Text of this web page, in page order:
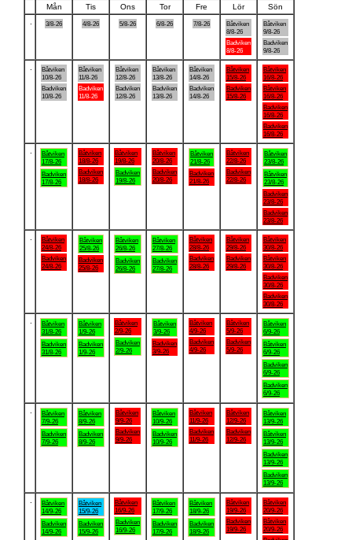
Mån Tis Ons Tor Fre Lör
Sön
3/8-26 4/8-26 5/8-26 6/8-26 7/8-26
Båtviken
8/8-26
Badviken
8/8-26
Båtviken
9/8-26
Badviken
9/8-26
Båtviken
10/8-26
Badviken
10/8-26
Båtviken
11/8-26
Badviken
11/8-26
Båtviken
12/8-26
Badviken
12/8-26
Båtviken
13/8-26
Badviken
13/8-26
Båtviken
14/8-26
Badviken
14/8-26
Båtviken
15/8-26
Badviken
15/8-26
Båtviken
16/8-26
Båtviken
16/8-26
Badviken
16/8-26
Badviken
16/8-26
Båtviken
17/8-26
Badviken
17/8-26
Båtviken
18/8-26
Badviken
18/8-26
Båtviken
19/8-26
Badviken
19/8-26
Båtviken
20/8-26
Badviken
20/8-26
Båtviken
21/8-26
Badviken
21/8-26
Båtviken
22/8-26
Badviken
22/8-26
Båtviken
23/8-26
Båtviken
23/8-26
Badviken
23/8-26
Badviken
23/8-26
Båtviken
24/8-26
Badviken
24/8-26
Båtviken
25/8-26
Badviken
25/8-26
Båtviken
26/8-26
Badviken
26/8-26
Båtviken
27/8-26
Badviken
27/8-26
Båtviken
28/8-26
Badviken
28/8-26
Båtviken
29/8-26
Badviken
29/8-26
Båtviken
30/8-26
Båtviken
30/8-26
Badviken
30/8-26
Badviken
30/8-26
Båtviken
31/8-26
Badviken
31/8-26
Båtviken
1/9-26
Badviken
1/9-26
Båtviken
2/9-26
Badviken
2/9-26
Båtviken
3/9-26
Badviken
3/9-26
Båtviken
4/9-26
Badviken
4/9-26
Båtviken
5/9-26
Badviken
5/9-26
Båtviken
6/9-26
Båtviken
6/9-26
Badviken
6/9-26
Badviken
6/9-26
Båtviken
7/9-26
Badviken
7/9-26
Båtviken
8/9-26
Badviken
8/9-26
Båtviken
9/9-26
Badviken
9/9-26
Båtviken
10/9-26
Badviken
10/9-26
Båtviken
11/9-26
Badviken
11/9-26
Båtviken
12/9-26
Badviken
12/9-26
Båtviken
13/9-26
Båtviken
13/9-26
Badviken
13/9-26
Badviken
13/9-26
Båtviken
14/9-26
Badviken
14/9-26
Båtviken
15/9-26
Badviken
15/9-26
Båtviken
16/9-26
Badviken
16/9-26
Båtviken
17/9-26
Badviken
17/9-26
Båtviken
18/9-26
Badviken
18/9-26
Båtviken
19/9-26
Badviken
19/9-26
Båtviken
20/9-26
Båtviken
20/9-26